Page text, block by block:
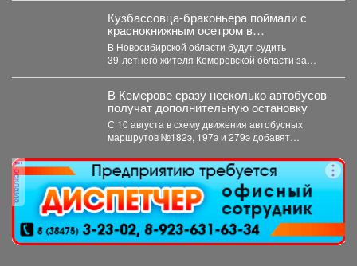
Кузбассовца-браконьера поймали с
краснокнижным осетром в
Новосибирске
В Новосибирской области будут судить
39‑летнего жителя Кемеровской области за
В Кемерове сразу несколько автобусов
получат дополнительную остановку
С 10 августа в схему движения автобусных
маршрутов №182э, 197э и 279э добавят
реклама